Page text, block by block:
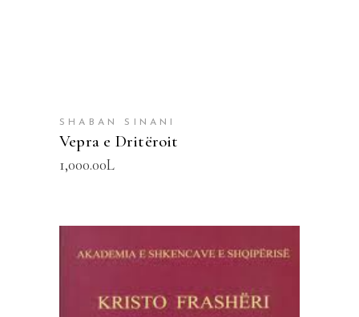
SHABAN SINANI
Vepra e Dritëroit
1,000.00L